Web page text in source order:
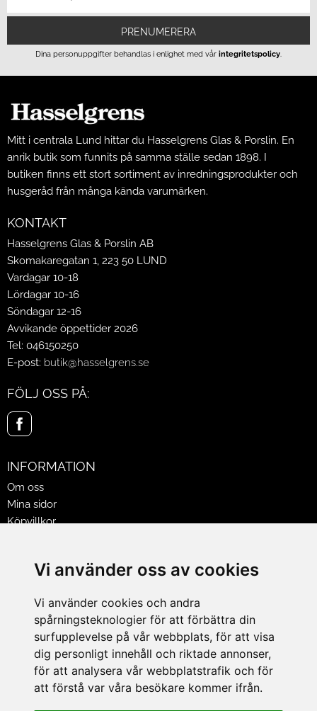
Vi använder oss av cookies
Vi använder cookies och andra
spårningsteknologier för att förbättra din
surfupplevelse på vår webbplats, för att visa
dig personligt innehåll och riktade annonser,
för att analysera vår webbplatstrafik och för
att förstå var våra besökare kommer ifrån.
PRENUMERERA
Dina personuppgifter behandlas i enlighet med vår integritetspolicy
Mitt i centrala Lund hittar du Hasselgrens Glas & Porslin. En
anrik butik som funnits på samma ställe sedan 1898. I
butiken finns ett stort sortiment av inredningsprodukter och
husgeråd från många kända varumärken.
KONTAKT
Hasselgrens Glas & Porslin AB
Skomakaregatan 1, 223 50 LUND
Vardagar 10-18
Lördagar 10-16
Söndagar 12-16
Avvikande öppettider 2026
Tel: 046150250
E-post: butik@hasselgrens.se
FÖLJ OSS PÅ:
INFORMATION
Om oss
Mina sidor
Köpvillkor
Jobba på Hasselgrens
LEVERANS
BETALNINGSSÄTT